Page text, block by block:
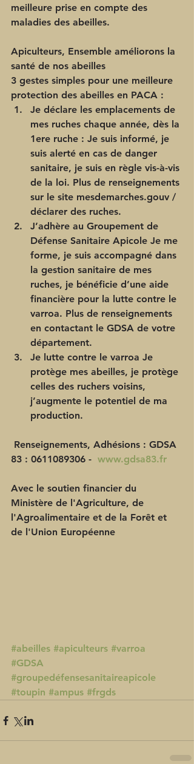
meilleure prise en compte des
maladies des abeilles.
Apiculteurs, Ensemble améliorons la
santé de nos abeilles
3 gestes simples pour une meilleure
protection des abeilles en PACA :
Je déclare les emplacements de
mes ruches chaque année, dès la
1ere ruche : Je suis informé, je
suis alerté en cas de danger
sanitaire, je suis en règle vis-à-vis
de la loi. Plus de renseignements
sur le site mesdemarches.gouv /
déclarer des ruches.
J’adhère au Groupement de
Défense Sanitaire Apicole Je me
forme, je suis accompagné dans
la gestion sanitaire de mes
ruches, je bénéficie d’une aide
financière pour la lutte contre le
varroa. Plus de renseignements
en contactant le GDSA de votre
département.
Je lutte contre le varroa Je
protège mes abeilles, je protège
celles des ruchers voisins,
j’augmente le potentiel de ma
production.
83 : 0611089306 - www.gdsa83.fr
Avec le soutien financier du
Ministère de l'Agriculture, de
l'Agroalimentaire et de la Forêt et
de l'Union Européenne
#abeilles #apiculteurs #varroa
#GDSA
#groupedéfensesanitaireapicole
#toupin #ampus #frgds